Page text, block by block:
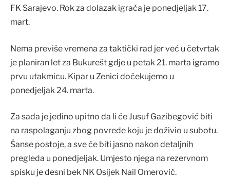
FK Sarajevo. Rok za dolazak igrača je ponedjeljak 17.
mart.
Nema previše vremena za taktički rad jer već u četvrtak
je planiran let za Bukurešt gdje u petak 21. marta igramo
prvu utakmicu. Kipar u Zenici dočekujemo u
ponedjeljak 24. marta.
Za sada je jedino upitno da li će Jusuf Gazibegović biti
na raspolaganju zbog povrede koju je doživio u subotu.
Šanse postoje, a sve će biti jasno nakon detaljnih
pregleda u ponedjeljak. Umjesto njega na rezervnom
spisku je desni bek NK Osijek Nail Omerović.